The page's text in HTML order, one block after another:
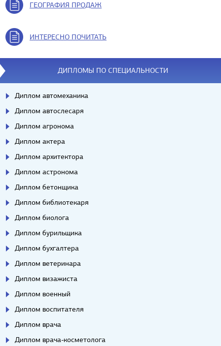
ГЕОГРАФИЯ ПРОДАЖ
ИНТЕРЕСНО ПОЧИТАТЬ
ДИПЛОМЫ ПО СПЕЦИАЛЬНОСТИ
Диплом автомеханика
Диплом автослесаря
Диплом агронома
Диплом актера
Диплом архитектора
Диплом астронома
Диплом бетонщика
Диплом библиотекаря
Диплом биолога
Диплом бурильщика
Диплом бухгалтера
Диплом ветеринара
Диплом визажиста
Диплом военный
Диплом воспитателя
Диплом врача
Диплом врача-косметолога